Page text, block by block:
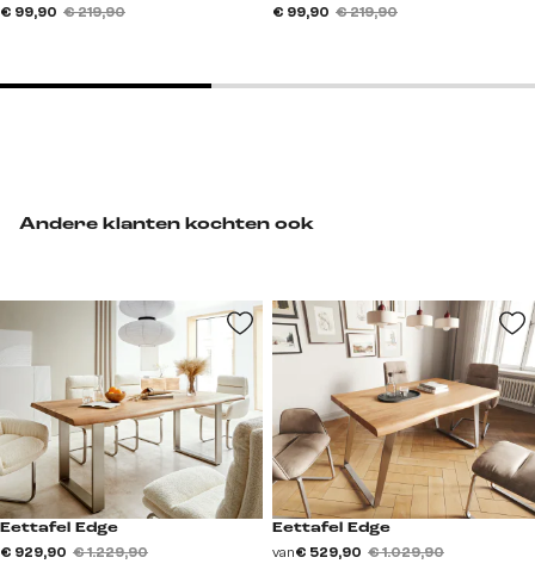
Andere klanten kochten ook
Eettafel Edge
€ 929,90 € 1.229,90
Eettafel Edge
van€ 529,90 € 1.029,90
€ 99,90 € 219,90 € 99,90 € 219,90